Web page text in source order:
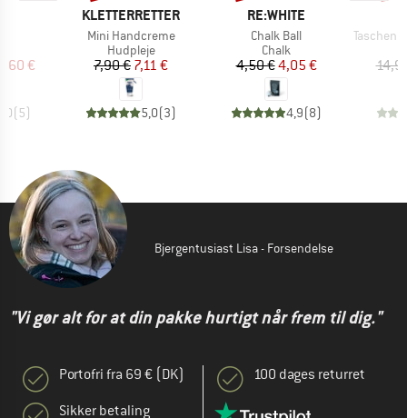
pris
€
(5)
MÆRKE
KLETTERRETTER
Artikel
Mini Handcreme
Produktgruppe
Hudpleje
Pris
7,90 €Nedsat pris
7,11 €
5,0(3)
MÆRKE
RE:WHITE
Artikel
Chalk Ball
Produktgruppe
Chalk
Pris
4,50 €Nedsat pris
4,05 €
4,9(8)
Artikel
Bjergentusiast Lisa - Forsendelse
"Vi gør alt for at din pakke hurtigt når frem til dig."
Portofri fra 69 € (DK)
Sikker betaling
100 dages returret